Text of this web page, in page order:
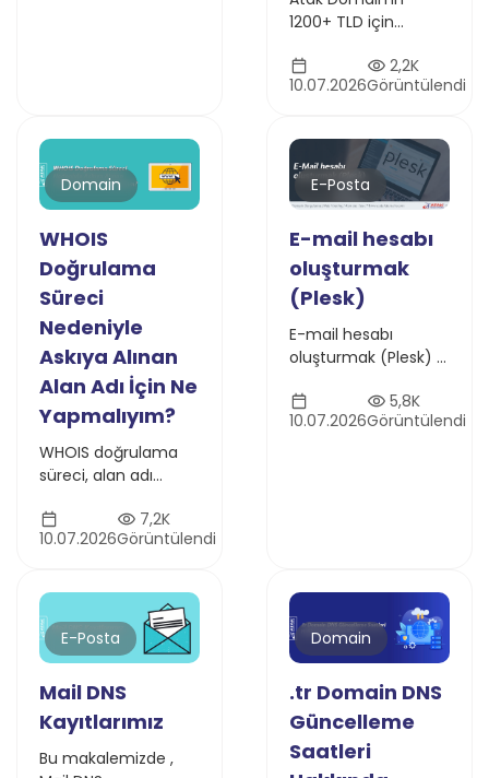
1200+ TLD için
domain fiyatlarını
JSON API veya
yöntemleriyle
entegre edin. Global
fiyat karşılaştırma
servisleri için teknik
entegrasyon rehberi.
10.07.2026
2,2K
Görüntülendi
Domain
WHOIS
Doğrulama
Süreci
Nedeniyle
Askıya Alınan
Alan Adı İçin Ne
Yapmalıyım?
WHOIS doğrulama
süreci, alan adı
durumları ve askının
kaldırılması için adım
Domain ile alan adı
doğrulamanızı nasıl
yapabileceğinizi
öğrenin.
10.07.2026
7,2K
Görüntülendi
E-Posta
E-mail hesabı
oluşturmak
(Plesk)
E-mail hesabı
oluşturmak (Plesk) /
E-mail Hesabı
Oluşturulur?
10.07.2026
5,8K
Görüntülendi
E-Posta
Mail DNS
Kayıtlarımız
Bu makalemizde ,
Domain
.tr Domain DNS
Güncelleme
Saatleri